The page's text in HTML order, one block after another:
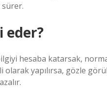
sürer.
eder?
hesaba katarsak,
olarak yapılırsa, gözle